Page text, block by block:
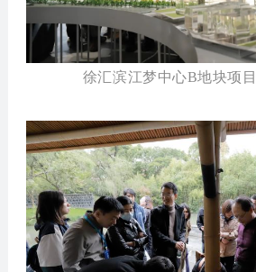
徐汇滨江梦中心B地块项